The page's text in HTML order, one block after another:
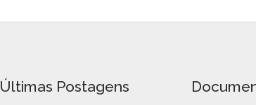
Últimas Postagens